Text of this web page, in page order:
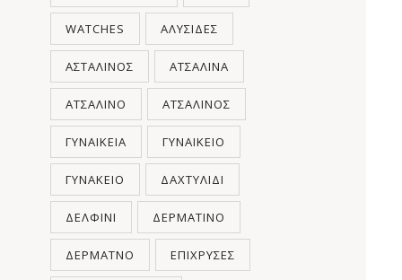
WATCHES ΑΛΥΣΊΔΕΣ
ΑΣΤΆΛΙΝΟΣ ΑΤΣΆΛΙΝΑ
ΑΤΣΆΛΙΝΟ ΑΤΣΆΛΙΝΟΣ
ΓΥΝΑΙΚΕΊΑ ΓΥΝΑΙΚΕΊΟ
ΓΥΝΑΚΕΊΟ ΔΑΧΤΥΛΊΔΙ
ΔΕΛΦΊΝΙ ΔΕΡΜΆΤΙΝΟ
ΔΕΡΜΆΤΝΟ ΕΠΊΧΡΥΣΕΣ